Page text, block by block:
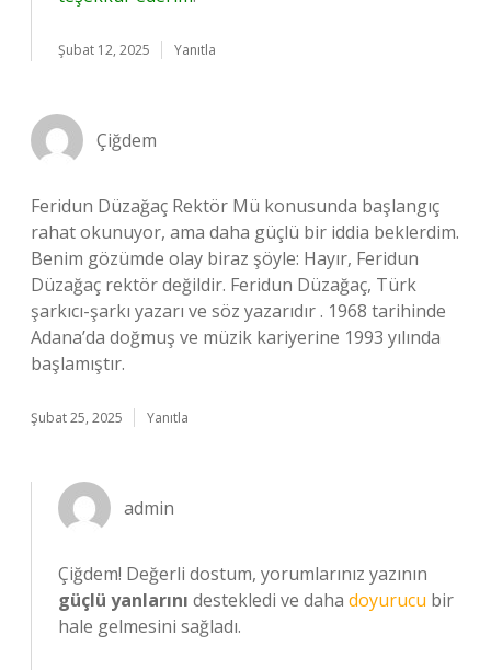
Şubat 12, 2025 Yanıtla
Çiğdem
Feridun Düzağaç Rektör Mü konusunda başlangıç
rahat okunuyor, ama daha güçlü bir iddia beklerdim.
Benim gözümde olay biraz şöyle: Hayır, Feridun
Düzağaç rektör değildir. Feridun Düzağaç, Türk
şarkıcı-şarkı yazarı ve söz yazarıdır . 1968 tarihinde
Adana’da doğmuş ve müzik kariyerine 1993 yılında
başlamıştır.
Şubat 25, 2025 Yanıtla
admin
Çiğdem! Değerli dostum, yorumlarınız yazının
güçlü yanlarını destekledi ve daha doyurucu bir
hale gelmesini sağladı.